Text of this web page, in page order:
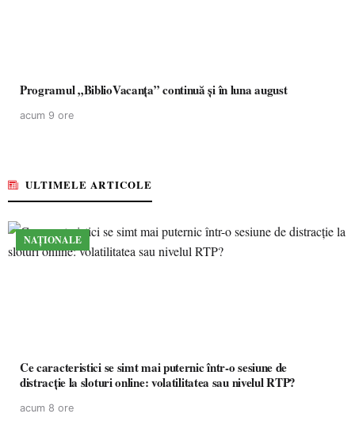
Programul „BiblioVacanța” continuă și în luna august
acum 9 ore
ULTIMELE ARTICOLE
NAȚIONALE
Ce caracteristici se simt mai puternic într-o sesiune de
distracție la sloturi online: volatilitatea sau nivelul RTP?
acum 8 ore